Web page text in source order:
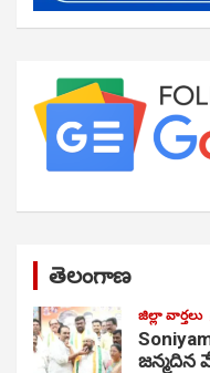
తెలంగాణ
జిల్లా వార్తలు
జ‌న్మ‌దిన